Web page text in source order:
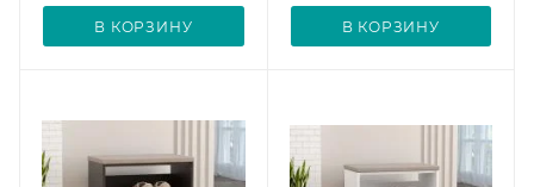
В КОРЗИНУ В КОРЗИНУ